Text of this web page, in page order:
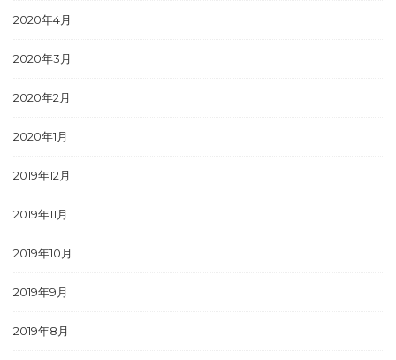
2020年4月
2020年3月
2020年2月
2020年1月
2019年12月
2019年11月
2019年10月
2019年9月
2019年8月